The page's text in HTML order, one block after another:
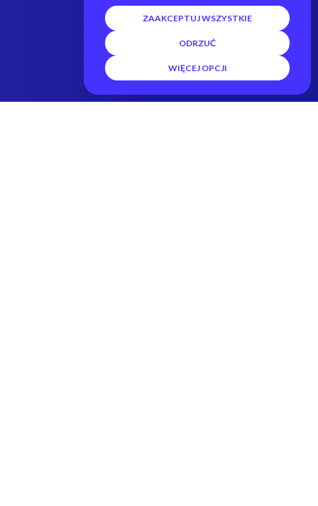
ZAAKCEPTUJ WSZYSTKIE
ODRZUĆ
WIĘCEJ OPCJI